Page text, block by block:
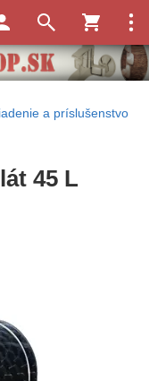
a príslušenstvo
45 L